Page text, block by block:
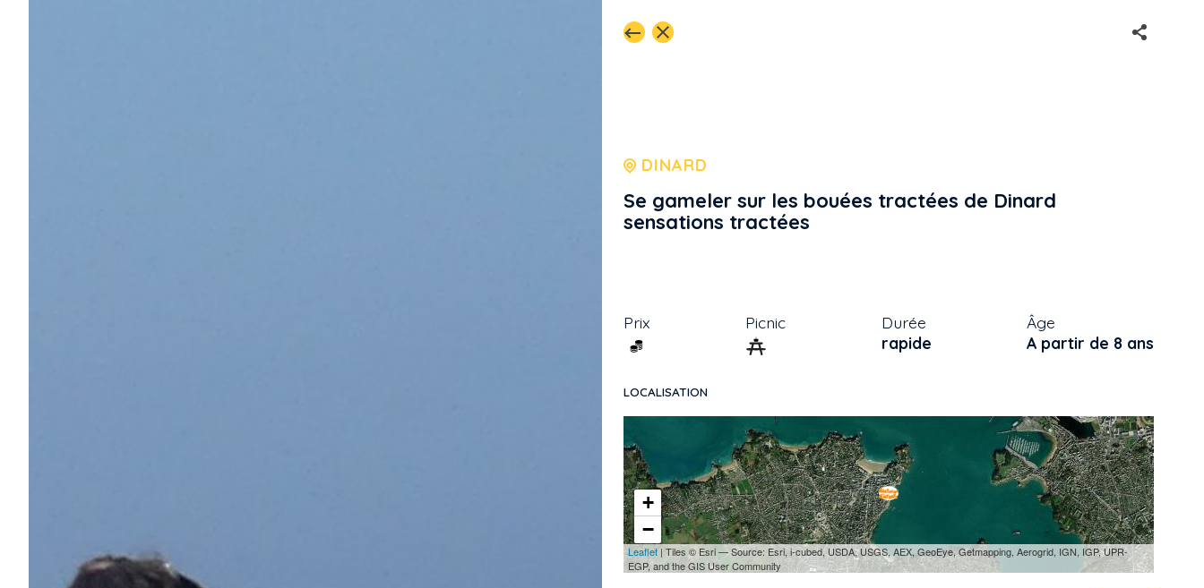
DINARD
Se gameler sur les bouées tractées de Dinard
sensations tractées
Prix Picnic
Durée
rapide
Âge
A partir de 8 ans
LOCALISATION
+
−
Leaflet | Tiles © Esri — Source: Esri, i-cubed, USDA, USGS, AEX, GeoEye, Getmapping, Aerogrid, IGN, IGP, UPR-
EGP, and the GIS User Community